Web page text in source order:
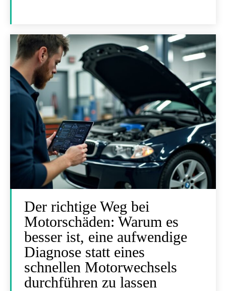
Der richtige Weg bei
Motorschäden: Warum es
besser ist, eine aufwendige
Diagnose statt eines
schnellen Motorwechsels
durchführen zu lassen